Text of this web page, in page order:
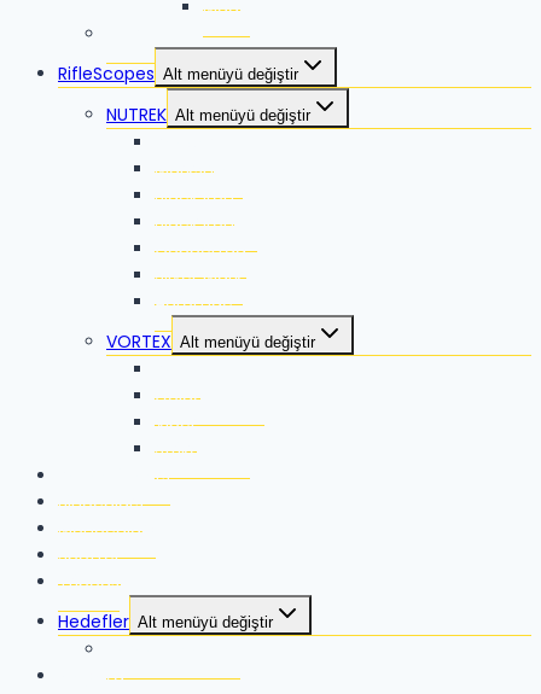
Mago
RifleScopes Alt menüyü değiştir
NUTREK Alt menüyü değiştir
Marksman
Black Iron
Black Iron ES
Coppertag
Silver Mark
Auromac
VORTEX Alt menüyü değiştir
Golden Eagle
Viper
Strike Eagle
RangeFinders
Binoculars
Monoculars
Spotter
Tripods
Hedefler Alt menüyü değiştir
Mağaza